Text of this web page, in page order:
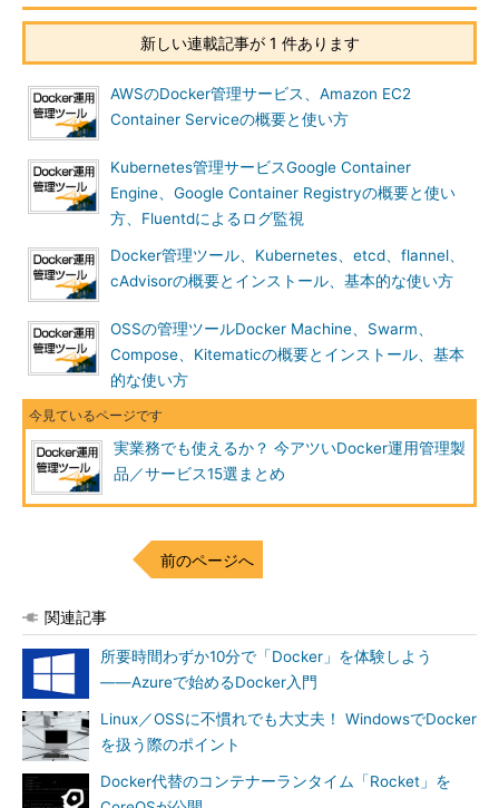
が、複雑なコンテナー構成にも対応し、オートスケールも可能な
ので大規模環境でも利用可能です。オートスケールや監視につい
ては、AWSの他のサービスで設定する必要があります。
想定ターゲットはITアーキテクトであり、AWS Elastic
Beanstalkより汎用的な構成を組む場合に向いています。
AWS Elastic Beanstalk
AWS Elastic Beanstalk
AWSのサービスの一つで、Javaや.NET、PHP、Node.js、
Python、Ruby、Go、そしてDockerを使用して開発されたWeb
アプリやサービスを、Webサーバーでデプロイおよびスケーリン
Docker環境の構築、運用を一貫して行えます。
想定ターゲットは開発者／プログラマーであり、ECSと比べる
とDockerコンテナーの多重化機能や複数のタスクを1インスタン
ス上で動かす機能がないので、単一アプリを負荷分散する構成と
なるでしょう。
Google Container Engine（略称：GKE。Google Compute
Engineの略称がGCEなので）
グーグルが提供するGCPのサービスの一つでDockerオーケス
新しい連載記事が 1 件あります
AWSのDocker管理サービス、Amazon EC2
Container Serviceの概要と使い方
Kubernetes管理サービスGoogle Container
Engine、Google Container Registryの概要と使い
方、Fluentdによるログ監視
Docker管理ツール、Kubernetes、etcd、flannel、
cAdvisorの概要とインストール、基本的な使い方
OSSの管理ツールDocker Machine、Swarm、
Compose、Kitematicの概要とインストール、基本
的な使い方
実業務でも使えるか？ 今アツいDocker運用管理製
品／サービス15選まとめ
前のページへ
関連記事
所要時間わずか10分で「Docker」を体験しよう
――Azureで始めるDocker入門
Linux／OSSに不慣れでも大丈夫！ WindowsでDocker
を扱う際のポイント
Docker代替のコンテナーランタイム「Rocket」を